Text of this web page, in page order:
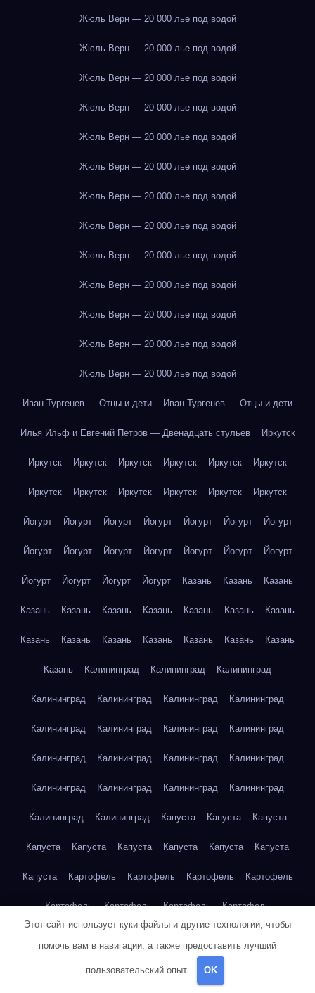
Жюль Верн — 20 000 лье под водой
Жюль Верн — 20 000 лье под водой
Жюль Верн — 20 000 лье под водой
Жюль Верн — 20 000 лье под водой
Жюль Верн — 20 000 лье под водой
Жюль Верн — 20 000 лье под водой
Жюль Верн — 20 000 лье под водой
Жюль Верн — 20 000 лье под водой
Жюль Верн — 20 000 лье под водой
Жюль Верн — 20 000 лье под водой
Жюль Верн — 20 000 лье под водой
Жюль Верн — 20 000 лье под водой
Жюль Верн — 20 000 лье под водой
Иван Тургенев — Отцы и дети Иван Тургенев — Отцы и дети
Илья Ильф и Евгений Петров — Двенадцать стульев Иркутск
Иркутск Иркутск Иркутск Иркутск Иркутск Иркутск
Иркутск Иркутск Иркутск Иркутск Иркутск Иркутск
Йогурт Йогурт Йогурт Йогурт Йогурт Йогурт Йогурт
Йогурт Йогурт Йогурт Йогурт Йогурт Йогурт Йогурт
Йогурт Йогурт Йогурт Йогурт Казань Казань Казань
Казань Казань Казань Казань Казань Казань Казань
Казань Казань Казань Казань Казань Казань Казань
Казань Калининград Калининград Калининград
Калининград Калининград Калининград Калининград
Калининград Калининград Калининград Калининград
Калининград Калининград Калининград Калининград
Калининград Калининград Калининград Калининград
Калининград Калининград Капуста Капуста Капуста
Капуста Капуста Капуста Капуста Капуста Капуста
Капуста Картофель Картофель Картофель Картофель
Картофель Картофель Картофель Картофель
Кейптаун Кейптаун
Этот сайт использует куки-файлы и другие технологии, чтобы
помочь вам в навигации, а также предоставить лучший
пользовательский опыт. OK